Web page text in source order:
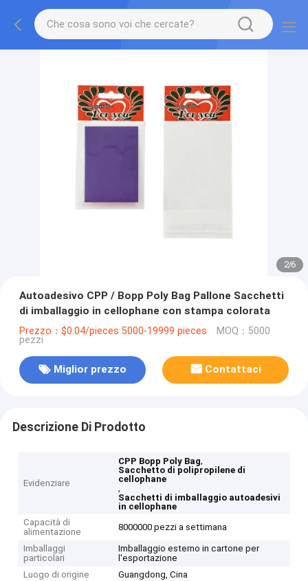
2/6
Autoadesivo CPP / Bopp Poly Bag Pallone Sacchetti
di imballaggio in cellophane con stampa colorata
Prezzo：$0.04/pieces 5000-19999 pieces MOQ：5000
pezzi
Miglior prezzo Contattaci
Descrizione Di Prodotto
Evidenziare
CPP Bopp Poly Bag,
Sacchetto di polipropilene di
cellophane
,
Sacchetti di imballaggio autoadesivi
in cellophane
Capacità di
alimentazione
8000000 pezzi a settimana
Imballaggi
particolari
Imballaggio esterno in cartone per
l'esportazione
Luogo di origine
Guangdong, Cina